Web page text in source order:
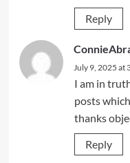
Reply
July 9, 2025 at
I am in
posts
thanks
Reply